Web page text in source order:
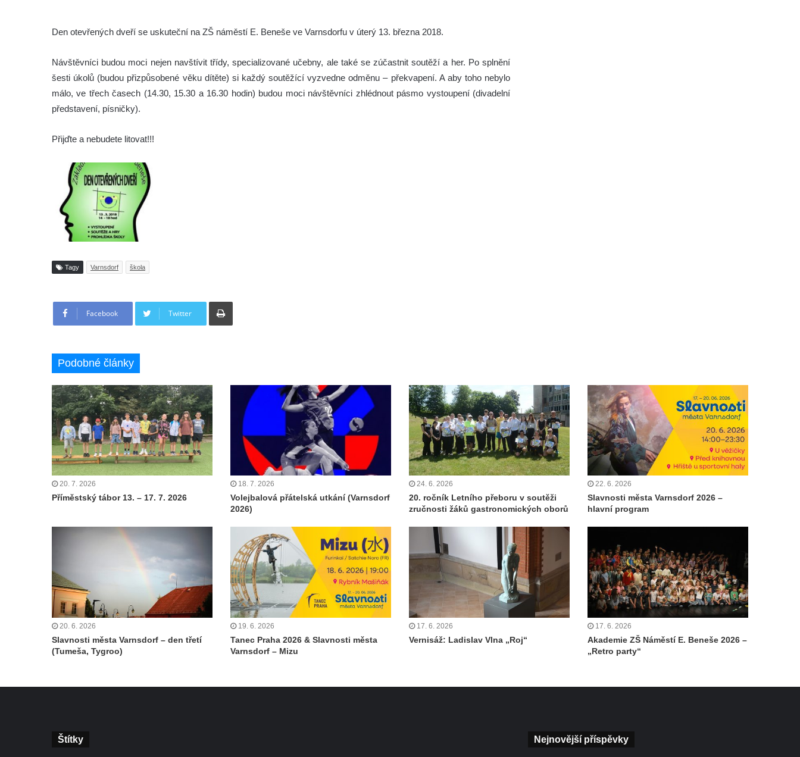
Den otevřených dveří se uskuteční na ZŠ náměstí E. Beneše ve Varnsdorfu v úterý 13. března 2018.
Návštěvníci budou moci nejen navštívit třídy, specializované učebny, ale také se zúčastnit soutěží a her. Po splnění
šesti úkolů (budou přizpůsobené věku dítěte) si každý soutěžící vyzvedne odměnu – překvapení. A aby toho nebylo
málo, ve třech časech (14.30, 15.30 a 16.30 hodin) budou moci návštěvníci zhlédnout pásmo vystoupení (divadelní
představení, písničky).
Přijďte a nebudete litovat!!!
Tagy Varnsdorf škola
Facebook Twitter
Tisknout
Podobné články
20. 7. 2026
Příměstský tábor 13. – 17. 7. 2026
18. 7. 2026
Volejbalová přátelská utkání (Varnsdorf
2026)
24. 6. 2026
20. ročník Letního přeboru v soutěži
zručnosti žáků gastronomických oborů
22. 6. 2026
Slavnosti města Varnsdorf 2026 –
hlavní program
20. 6. 2026
Slavnosti města Varnsdorf – den třetí
(Tumeša, Tygroo)
19. 6. 2026
Tanec Praha 2026 & Slavnosti města
Varnsdorf – Mizu
17. 6. 2026
Vernisáž: Ladislav Vlna „Roj“
17. 6. 2026
Akademie ZŠ Náměstí E. Beneše 2026 –
„Retro party“
Štítky Nejnovější příspěvky